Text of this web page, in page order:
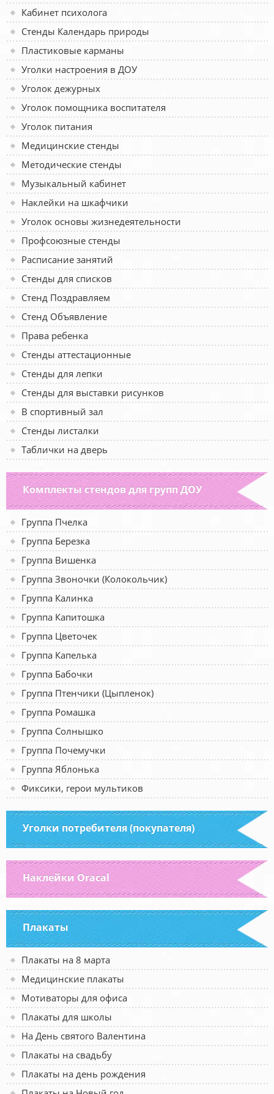
Кабинет психолога
Стенды Календарь природы
Пластиковые карманы
Уголки настроения в ДОУ
Уголок дежурных
Уголок помощника воспитателя
Уголок питания
Медицинские стенды
Методические стенды
Музыкальный кабинет
Наклейки на шкафчики
Уголок основы жизнедеятельности
Профсоюзные стенды
Расписание занятий
Стенды для списков
Стенд Поздравляем
Стенд Объявление
Права ребенка
Стенды аттестационные
Стенды для лепки
Стенды для выставки рисунков
В спортивный зал
Стенды листалки
Таблички на дверь
Комплекты стендов для групп ДОУ
Группа Пчелка
Группа Березка
Группа Вишенка
Группа Звоночки (Колокольчик)
Группа Калинка
Группа Капитошка
Группа Цветочек
Группа Капелька
Группа Бабочки
Группа Птенчики (Цыпленок)
Группа Ромашка
Группа Солнышко
Группа Почемучки
Группа Яблонька
Фиксики, герои мультиков
Уголки потребителя (покупателя)
Наклейки Oracal
Плакаты
Плакаты на 8 марта
Медицинские плакаты
Мотиваторы для офиса
Плакаты для школы
На День святого Валентина
Плакаты на свадьбу
Плакаты на день рождения